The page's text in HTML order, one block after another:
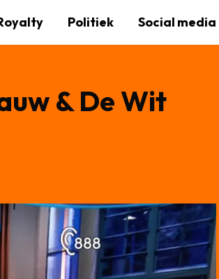
Politiek Social media
& De Wit